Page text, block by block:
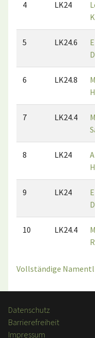
4 LK24
5 LK24.6
6 LK24.8
7 LK24.4
8 LK24
9 LK24
10 LK24.4
Vollständige
Datenschutz
Barrierefreiheit
Impressum